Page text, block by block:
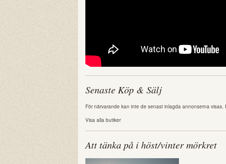
Senaste Köp & Sälj
För närvarande kan inte de senast inlagda annonserna
Visa alla butiker
Att tänka på i höst/vinter mörkret